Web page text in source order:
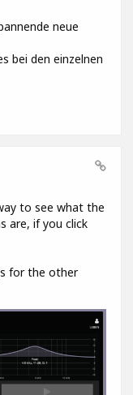
neue
bei den einzelnen
to see what the
are, if you click
for the other